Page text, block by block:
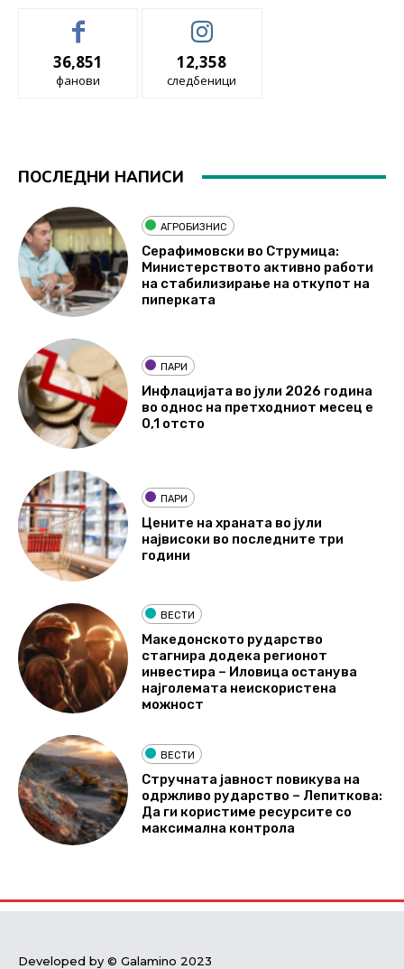
36,851
фанови
12,358
следбеници
ПОСЛЕДНИ НАПИСИ
АГРОБИЗНИС
Серафимовски во Струмица:
Министерството активно работи
на стабилизирање на откупот на
пиперката
ПАРИ
Инфлацијата во јули 2026 година
во однос на претходниот месец е
0,1 отсто
ПАРИ
Цените на храната во јули
највисоки во последните три
години
ВЕСТИ
Македонското рударство
стагнира додека регионот
инвестира – Иловица останува
најголемата неискористена
можност
ВЕСТИ
Стручната јавност повикува на
одржливо рударство – Лепиткова:
Да ги користиме ресурсите со
максимална контрола
Developed by © Galamino 2023